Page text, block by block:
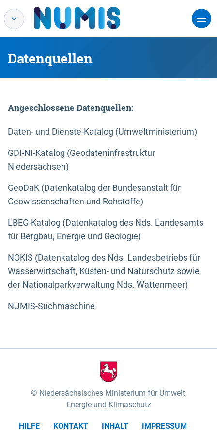
Datenquellen
Angeschlossene Datenquellen:
Daten- und Dienste-Katalog (Umweltministerium)
GDI-NI-Katalog (Geodateninfrastruktur
Niedersachsen)
GeoDaK (Datenkatalog der Bundesanstalt für
Geowissenschaften und Rohstoffe)
LBEG-Katalog (Datenkatalog des Nds. Landesamts
für Bergbau, Energie und Geologie)
NOKIS (Datenkatalog des Nds. Landesbetriebs für
Wasserwirtschaft, Küsten- und Naturschutz sowie
der Nationalparkverwaltung Nds. Wattenmeer)
NUMIS-Suchmaschine
Niedersächsisches Ministerium für Umwelt,
Energie und Klimaschutz
HILFE KONTAKT INHALT
IMPRESSUM